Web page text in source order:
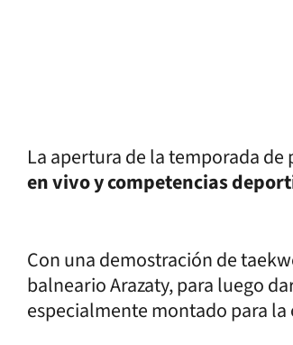
La apertura de la temporada
en vivo y competencias
Con una demostración de
balneario Arazaty, para luego
especialmente montado para